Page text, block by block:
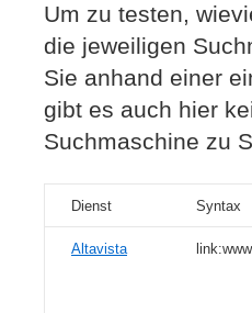
Um zu testen,
die jeweiligen
Sie anhand einer
gibt es auch hier
Suchmaschine zu
Dienst Syntax
Altavista